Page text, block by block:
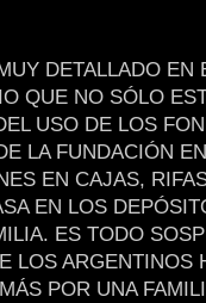
DETALLADO EN
QUE NO SÓLO
USO DE LOS
LA FUNDACIÓN
EN CAJAS,
EN LOS
ES TODO
LOS ARGENTINOS
POR UNA